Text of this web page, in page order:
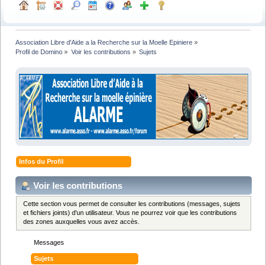
Association Libre d'Aide a la Recherche sur la Moelle Epiniere »
Profil de Domino » Voir les contributions » Sujets
Infos du Profil
Voir les contributions
Cette section vous permet de consulter les contributions (messages, sujets
et fichiers joints) d'un utilisateur. Vous ne pourrez voir que les contributions
des zones auxquelles vous avez accès.
Messages
Sujets